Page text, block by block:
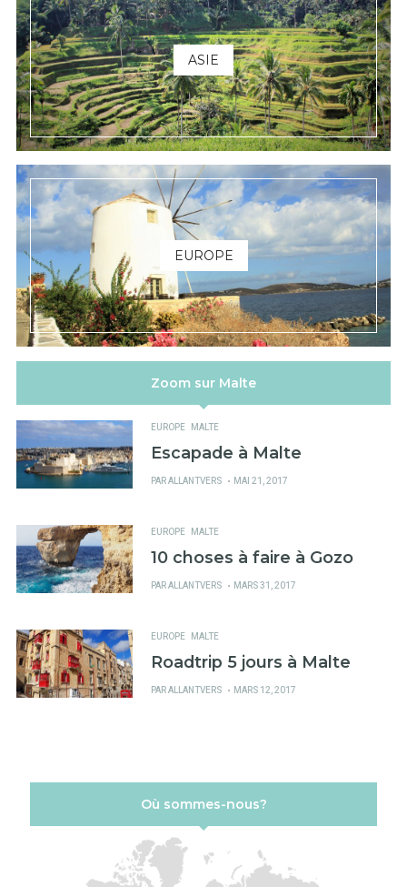
ASIE
EUROPE
Zoom sur Malte
EUROPE MALTE
Escapade à Malte
PARALLANTVERS
PUBLIÉ
MAI 21, 2017
EUROPE MALTE
10 choses à faire à Gozo
PARALLANTVERS
PUBLIÉ
MARS 31, 2017
EUROPE MALTE
Roadtrip 5 jours à Malte
PARALLANTVERS
PUBLIÉ
MARS 12, 2017
Où sommes-nous?